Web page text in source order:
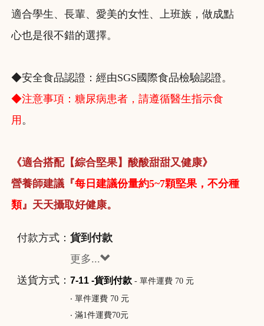
適合學生、長輩、愛美的女性、上班族，做成點
心也是很不錯的選擇。
◆安全食品認證：經由SGS國際食品檢驗認證。
◆注意事項：糖尿病患者，請遵循醫生指示食
用 。
《適合搭配【綜合堅果】酸酸甜甜又健康》
營養師建議『每日建議份量約5~7顆堅果，不分種
類』天天攝取好健康。
付款方式： 貨到付款
更多...
送貨方式： 7-11 -貨到付款- 單件運費 70 元
‧ 單件運費 70 元
‧ 滿1件運費70元